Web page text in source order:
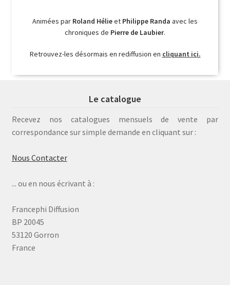
Animées par Roland Hélieet Philippe Randa avec les
chroniques de Pierre de Laubier.
Retrouvez-les désormais en rediffusion en cliquant ici.
Le catalogue
Recevez nos catalogues mensuels de vente par
correspondance sur simple demande en cliquant sur :
Nous Contacter
... ou en nous écrivant à :
Francephi Diffusion
BP 20045
53120 Gorron
France